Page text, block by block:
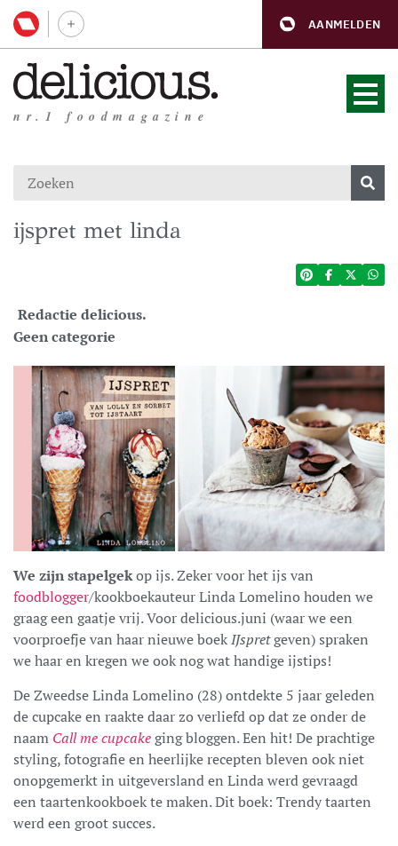
AANMELDEN
nr.1 foodmagazine
ijspret met linda
Redactie delicious.
Geen categorie
We zijn stapelgekop ijs. Zeker voor het ijs van
foodblogger/kookboekauteur Linda Lomelino houden we
graag een gaatje vrij. Voor delicious.juni (waar we een
voorproefje van haar nieuwe boekIJspretgeven) spraken
we haar en kregen we ook nog wat handige ijstips!
De Zweedse Linda Lomelino (28) ontdekte 5 jaar geleden
de cupcake en raakte daar zo verliefd op dat ze onder de
naam Call me cupcakeging bloggen. Een hit! De prachtige
styling, fotografie en heerlijke recepten bleven ook niet
onopgemerkt in uitgeversland en Linda werd gevraagd
een taartenkookboek te maken. Dit boek: Trendy taarten
werd een groot succes.